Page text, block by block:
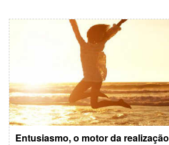
Entusiasmo, o motor da realização